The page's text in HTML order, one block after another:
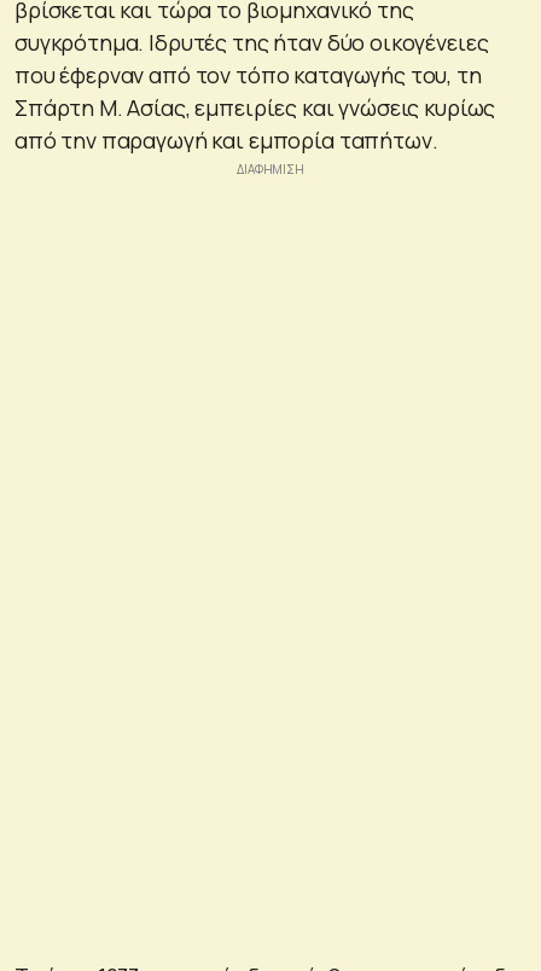
βρίσκεται και τώρα το βιομηχανικό της
συγκρότημα. Ιδρυτές της ήταν δύο οικογένειες
που έφερναν από τον τόπο καταγωγής του, τη
Σπάρτη Μ. Ασίας, εμπειρίες και γνώσεις κυρίως
από την παραγωγή και εμπορία ταπήτων.